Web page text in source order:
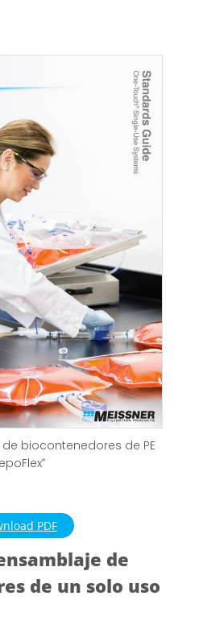
biocontenedores de PE
®
PDF
de
de un solo uso